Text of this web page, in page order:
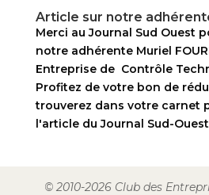
Article sur notre
Merci au Journal Sud Ouest
notre adhérente Muriel
Entreprise de Contrôle
Profitez de votre bon de
trouverez dans votre carnet
l'article du Journal Sud-
© 2010-2026 Club des